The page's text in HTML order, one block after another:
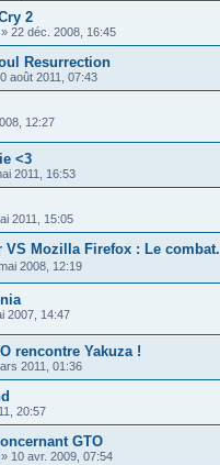
2
» 22 déc. 2008, 16:45
Resurrection
août 2011, 07:43
12:27
<3
2011, 16:53
2011, 15:05
VS Mozilla Firefox : Le combat.
2008, 12:19
2007, 14:47
rencontre Yakuza !
2011, 01:36
20:57
GTO
» 10 avr. 2009, 07:54